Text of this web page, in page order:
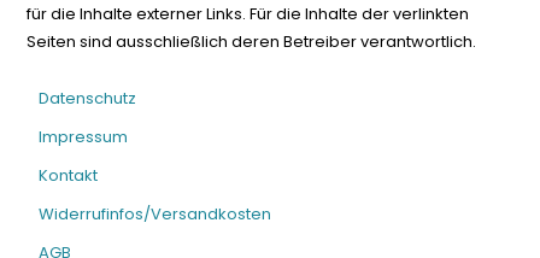
für die Inhalte externer Links. Für die Inhalte der verlinkten
Seiten sind ausschließlich deren Betreiber verantwortlich.
Datenschutz
Impressum
Kontakt
Widerrufinfos/Versandkosten
AGB